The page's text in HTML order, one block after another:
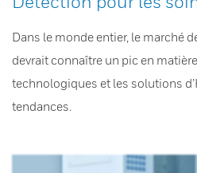
Dans le monde entier, le marché
devrait connaître un pic en
technologiques et les solutions
tendances.